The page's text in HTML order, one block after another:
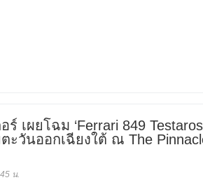
เผยโฉม ‘Ferrari 849
ะวันออกเฉียงใต้ ณ The
น.